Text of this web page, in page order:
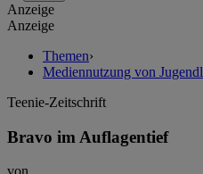
Anzeige
Anzeige
Themen›
Mediennutzung von
Teenie-Zeitschrift
Bravo im Auflagentief